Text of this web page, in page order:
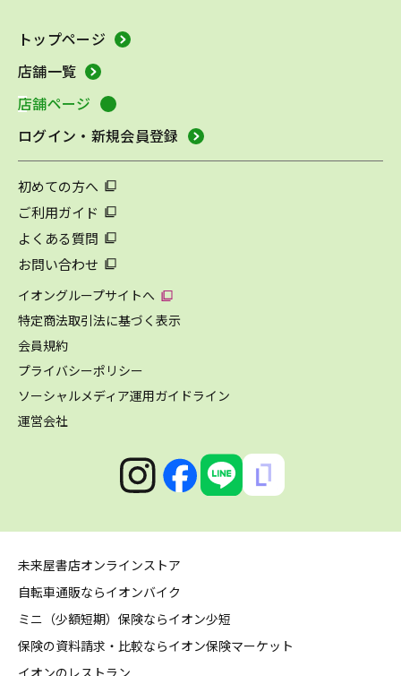
トップページ
店舗一覧
店舗ページ
ログイン・新規会員登録
初めての方へ
ご利用ガイド
よくある質問
お問い合わせ
イオングループサイトへ
特定商法取引法に基づく表示
会員規約
プライバシーポリシー
ソーシャルメディア運用ガイドライン
運営会社
未来屋書店オンラインストア
自転車通販ならイオンバイク
ミニ（少額短期）保険ならイオン少短
保険の資料請求・比較ならイオン保険マーケット
イオンのレストラン